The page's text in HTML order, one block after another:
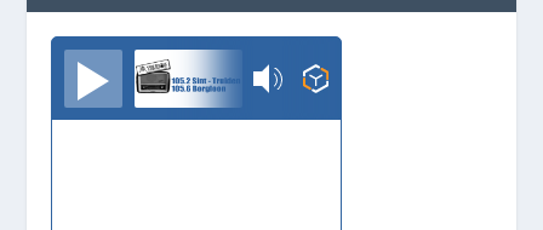
TrudoFM